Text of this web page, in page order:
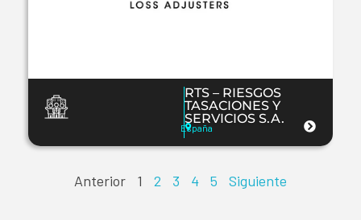
RTS – RIESGOS
TASACIONES Y
SERVICIOS S.A.
España
Anterior 1 2 3 4 5 Siguiente